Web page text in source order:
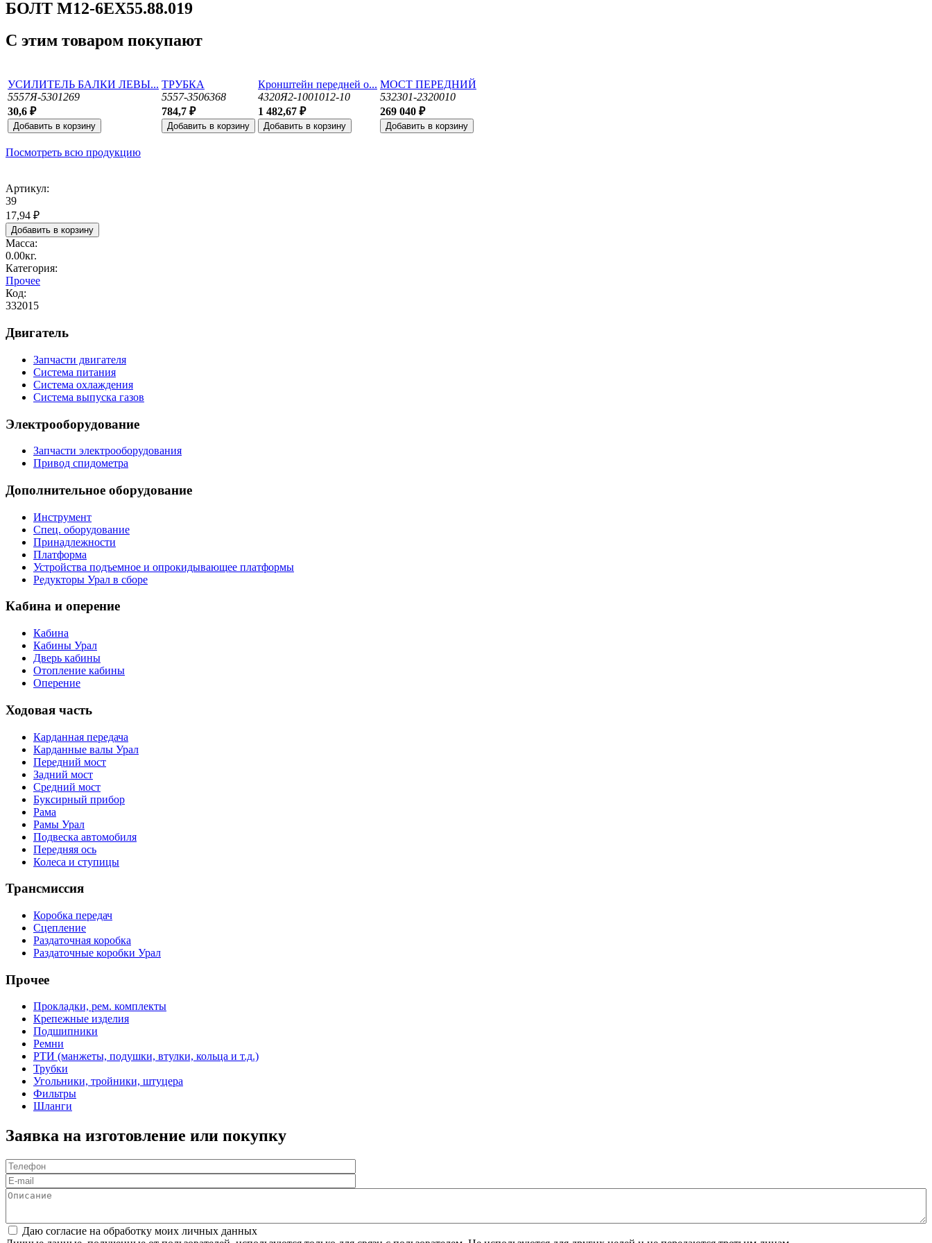
БОЛТ М12-6ЕХ55.88.019
С этим товаром покупают
УСИЛИТЕЛЬ БАЛКИ ЛЕВЫ...
5557Я-5301269
30,6 ₽
ТРУБКА
5557-3506368
784,7 ₽
Кронштейн передней о...
4320Я2-1001012-10
1 482,67 ₽
МОСТ ПЕРЕДНИЙ
532301-2320010
269 040 ₽
Посмотреть всю продукцию
Артикул:
39
17,94 ₽
Масса:
0.00кг.
Категория:
Прочее
Код:
332015
Двигатель
Запчасти двигателя
Система питания
Система охлаждения
Система выпуска газов
Электрооборудование
Запчасти электрооборудования
Привод спидометра
Дополнительное оборудование
Инструмент
Спец. оборудование
Принадлежности
Платформа
Устройства подъемное и опрокидывающее платформы
Редукторы Урал в сборе
Кабина и оперение
Кабина
Кабины Урал
Дверь кабины
Отопление кабины
Оперение
Ходовая часть
Карданная передача
Карданные валы Урал
Передний мост
Задний мост
Средний мост
Буксирный прибор
Рама
Рамы Урал
Подвеска автомобиля
Передняя ось
Колеса и ступицы
Трансмиссия
Коробка передач
Сцепление
Раздаточная коробка
Раздаточные коробки Урал
Прочее
Прокладки, рем. комплекты
Крепежные изделия
Подшипники
Ремни
РТИ (манжеты, подушки, втулки, кольца и т.д.)
Трубки
Угольники, тройники, штуцера
Фильтры
Шланги
Заявка на изготовление или покупку
Телефон
E-mail
Описание
Соглашение*
Даю согласие на обработку моих личных данных